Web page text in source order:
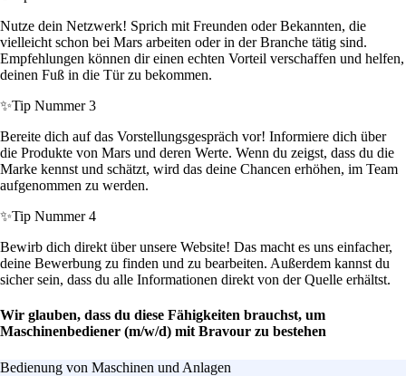
Nutze dein Netzwerk! Sprich mit Freunden oder Bekannten, die
vielleicht schon bei Mars arbeiten oder in der Branche tätig sind.
Empfehlungen können dir einen echten Vorteil verschaffen und helfen,
deinen Fuß in die Tür zu bekommen.
✨Tip Nummer 3
Bereite dich auf das Vorstellungsgespräch vor! Informiere dich über
die Produkte von Mars und deren Werte. Wenn du zeigst, dass du die
Marke kennst und schätzt, wird das deine Chancen erhöhen, im Team
aufgenommen zu werden.
✨Tip Nummer 4
Bewirb dich direkt über unsere Website! Das macht es uns einfacher,
deine Bewerbung zu finden und zu bearbeiten. Außerdem kannst du
sicher sein, dass du alle Informationen direkt von der Quelle erhältst.
Wir glauben, dass du diese Fähigkeiten brauchst, um
Maschinenbediener (m/w/d) mit Bravour zu bestehen
Bedienung von Maschinen und Anlagen